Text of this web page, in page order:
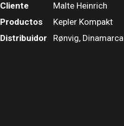
Cliente
Malte Heinrich
Productos
Kepler Kompakt
Distribuidor
Rønvig, Dinamarca